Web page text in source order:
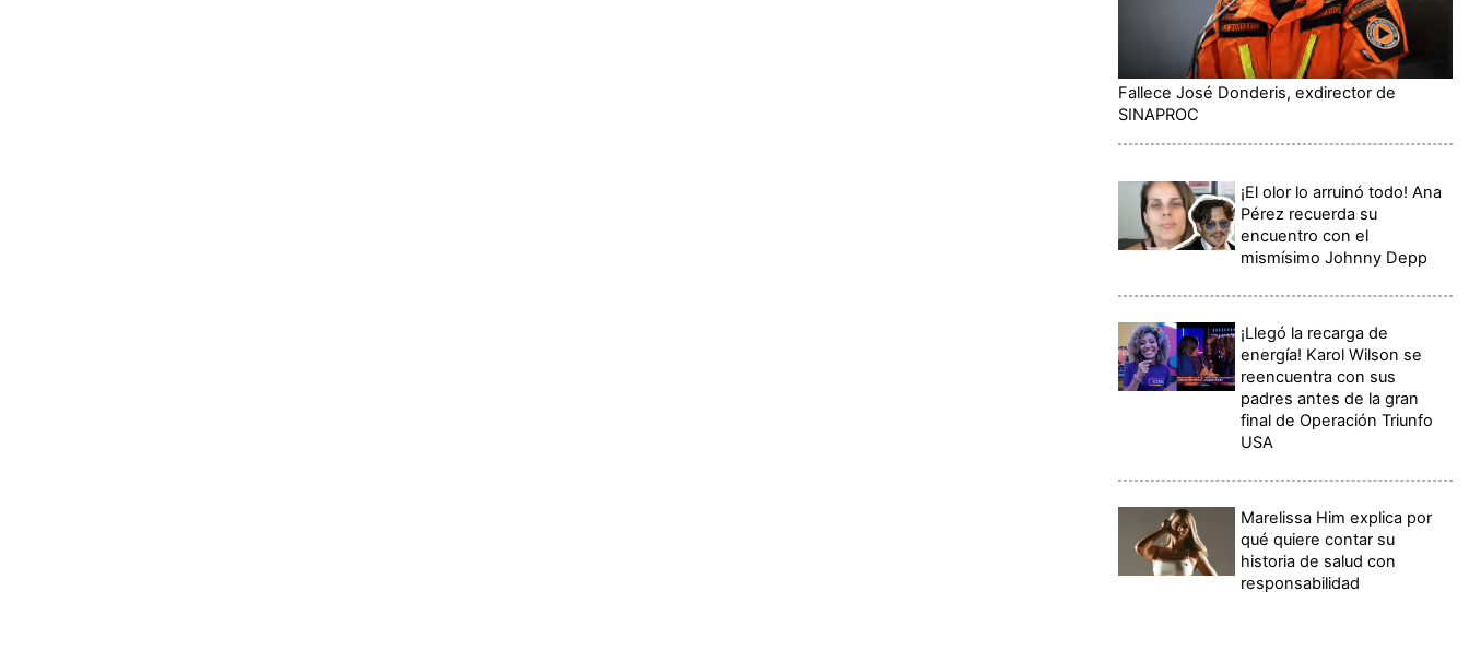
Fallece José Donderis, exdirector de
SINAPROC
¡El olor lo arruinó todo! Ana
Pérez recuerda su
encuentro con el
mismísimo Johnny Depp
¡Llegó la recarga de
energía! Karol Wilson se
reencuentra con sus
padres antes de la gran
final de Operación Triunfo
USA
Marelissa Him explica por
qué quiere contar su
historia de salud con
responsabilidad